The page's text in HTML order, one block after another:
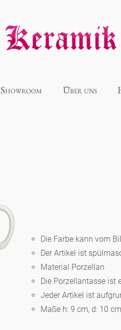
Showroom Über uns
Die Farbe kann vom
Der Artikel ist
Material Porzellan
Die Porzellantasse ist
Jeder Artikel ist
Maße h: 9 cm, d: 10 cm